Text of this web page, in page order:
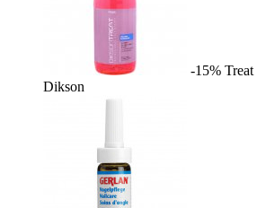
-15% Treat
Dikson